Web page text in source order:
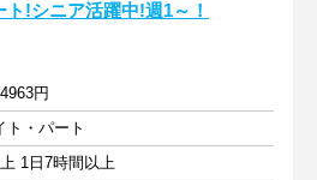
ト!シニア活躍中!週1～！
円
ト・パート
1日7時間以上